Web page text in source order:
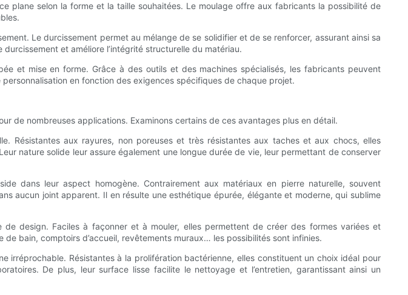
plane selon la forme et la taille souhaitées. Le moulage offre aux fabricants la possibilité de
Le durcissement permet au mélange de se solidifier et de se renforcer, assurant ainsi sa
et améliore l’intégrité structurelle du matériau.
et mise en forme. Grâce à des outils et des machines spécialisés, les fabricants peuvent
en fonction des exigences spécifiques de chaque projet.
de nombreuses applications. Examinons certains de ces avantages plus en détail.
Résistantes aux rayures, non poreuses et très résistantes aux taches et aux chocs, elles
nature solide leur assure également une longue durée de vie, leur permettant de conserver
dans leur aspect homogène. Contrairement aux matériaux en pierre naturelle, souvent
aucun joint apparent. Il en résulte une esthétique épurée, élégante et moderne, qui sublime
design. Faciles à façonner et à mouler, elles permettent de créer des formes variées et
bain, comptoirs d’accueil, revêtements muraux… les possibilités sont infinies.
irréprochable. Résistantes à la prolifération bactérienne, elles constituent un choix idéal pour
De plus, leur surface lisse facilite le nettoyage et l’entretien, garantissant ainsi un